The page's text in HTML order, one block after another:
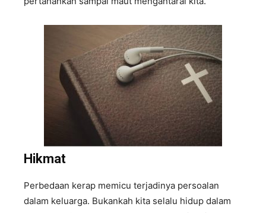
Hikmat
Perbedaan kerap memicu terjadinya persoalan
dalam keluarga. Bukankah kita selalu hidup dalam